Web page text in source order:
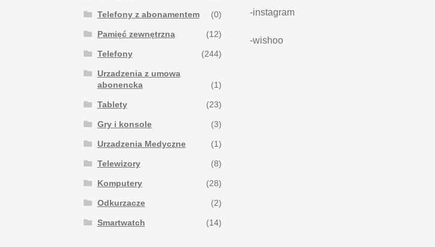
-instagram
-wishoo
Telefony z abonamentem (0)
Pamięć zewnętrzna (12)
Telefony (244)
Urzadzenia z umowa
abonencka
(1)
Tablety (23)
Gry i konsole (3)
Urzadzenia Medyczne (1)
Telewizory (8)
Komputery (28)
Odkurzacze (2)
Smartwatch (14)